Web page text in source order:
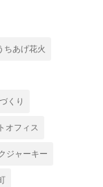
ちあげ花火
くり
オフィス
ジャーキー